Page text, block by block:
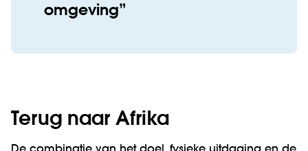
omgeving
Terug naar Afrika